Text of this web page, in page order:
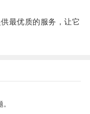
最优质的服务，让它